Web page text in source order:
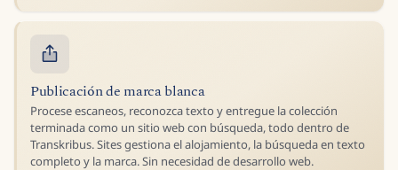
Publicación de marca blanca
Procese escaneos, reconozca texto y entregue la colección
terminada como un sitio web con búsqueda, todo dentro de
Transkribus. Sites gestiona el alojamiento, la búsqueda en texto
completo y la marca. Sin necesidad de desarrollo web.